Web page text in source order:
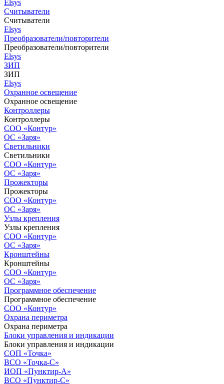
Elsys
Считыватели
Считыватели
Elsys
Преобразователи/повторители
Преобразователи/повторители
Elsys
ЗИП
ЗИП
Elsys
Охранное освещение
Охранное освещение
Контроллеры
Контроллеры
СОО «Контур»
ОС «Заря»
Светильники
Светильники
СОО «Контур»
ОС «Заря»
Прожекторы
Прожекторы
СОО «Контур»
ОС «Заря»
Узлы крепления
Узлы крепления
СОО «Контур»
ОС «Заря»
Кронштейны
Кронштейны
СОО «Контур»
ОС «Заря»
Программное обеспечение
Программное обеспечение
СОО «Контур»
Охрана периметра
Охрана периметра
Блоки управления и индикации
Блоки управления и индикации
СОП «Точка»
ВСО «Точка-С»
ИОП «Пунктир-А»
ВСО «Пунктир-С»